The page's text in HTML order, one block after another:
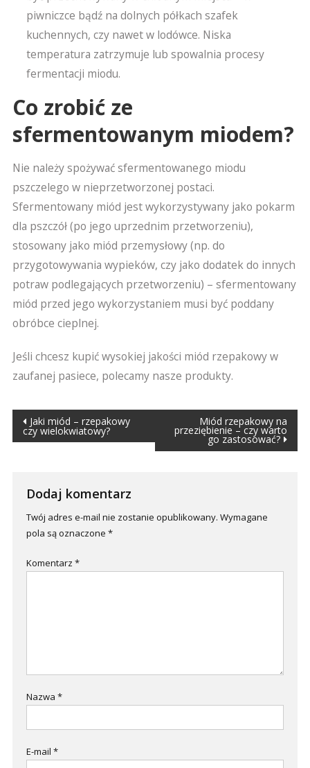
piwniczce bądź na dolnych półkach szafek
kuchennych, czy nawet w lodówce. Niska
temperatura zatrzymuje lub spowalnia procesy
fermentacji miodu.
Co zrobić ze
sfermentowanym miodem?
Nie należy spożywać sfermentowanego miodu
pszczelego w nieprzetworzonej postaci.
Sfermentowany miód jest wykorzystywany jako pokarm
dla pszczół (po jego uprzednim przetworzeniu),
stosowany jako miód przemysłowy (np. do
przygotowywania wypieków, czy jako dodatek do innych
potraw podlegających przetworzeniu) – sfermentowany
miód przed jego wykorzystaniem musi być poddany
obróbce cieplnej.
Jeśli chcesz kupić wysokiej jakości miód rzepakowy w
zaufanej pasiece, polecamy nasze produkty.
Nawigacja
wpisu
Jaki miód – rzepakowy
czy wielokwiatowy?
Miód rzepakowy na
przeziębienie – czy warto
go zastosować?
Dodaj komentarz
Twój adres e-mail nie zostanie opublikowany. Wymagane
pola są oznaczone *
Komentarz *
Nazwa *
E-mail *